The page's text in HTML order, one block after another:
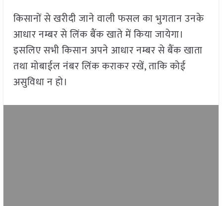
किसानों से खरीदी जाने वाली फसल का भुगतान उनके
आधार नम्बर से लिंक बैंक खाते में किया जायेगा।
इसलिए सभी किसान अपने आधार नम्बर से बैंक खाता
तथा मोबाईल नंबर लिंक कराकर रखें, ताकि कोई
असुविधा न हो।